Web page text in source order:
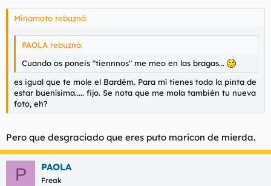
Minamoto rebuznó:
PAOLA rebuznó:
Cuando os poneis "tiennnos" me meo en las bragas...
es igual que te mole el Bardém. Para mí tienes toda la pinta de
estar buenísima..... fijo. Se nota que me mola también tu nueva
foto, eh?
Pero que desgraciado que eres puto maricon de mierda.
P PAOLA
Freak